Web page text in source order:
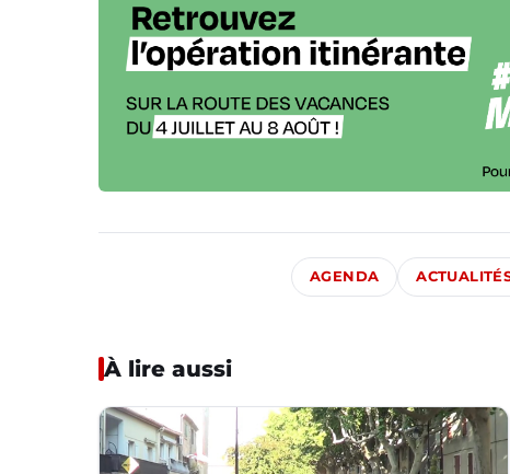
AGENDA
À lire aussi